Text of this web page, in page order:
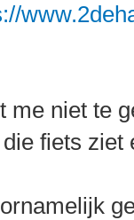
me niet te
fiets ziet